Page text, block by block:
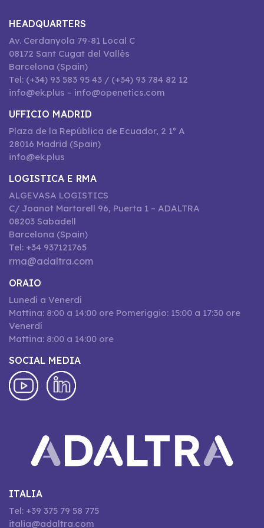
HEADQUARTERS
Av. Cerdanyola 79-81 Local C
08172 Sant Cugat del Vallès
Barcelona (Spain)
Tel: (+34) 93 583 95 43 / (+34) 93 784 82 12
info@ek.plus – info@openetics.com
UFFICIO MADRID
Plaza de la República de Ecuador, 2 1º A
28016 Madrid (Spain)
info@ek.plus
LOGISTICA E RMA
ALGEVASA LOGISTICS
C/ Joanot Martorell 96, Puerta 1 – ADALTRA
08203 Sabadell
Barcelona (Spain)
Tel: +34 937121765
rma@adaltra.com
ORAIO
Lunedí a Venerdí
Mattina: 8:00 a 14:00 ore Pomeriggio: 15:00 a 17:30 ore
Venerdí
Mattina: 8:00 a 14:00 ore
SOCIAL MEDIA
ITALIA
Tel: +39 375 79 58 775
italia@adaltra.com